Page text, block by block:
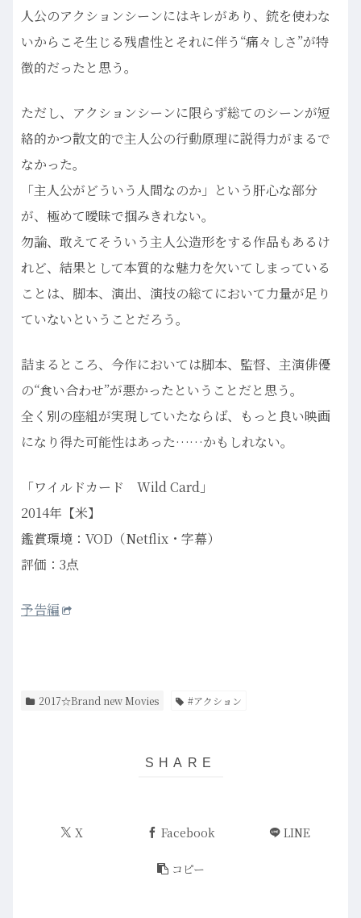
人公のアクションシーンにはキレがあり、銃を使わな
いからこそ生じる残虐性とそれに伴う“痛々しさ”が特
徴的だったと思う。
ただし、アクションシーンに限らず総てのシーンが短
絡的かつ散文的で主人公の行動原理に説得力がまるで
なかった。
「主人公がどういう人間なのか」という肝心な部分
が、極めて曖昧で掴みきれない。
勿論、敢えてそういう主人公造形をする作品もあるけ
れど、結果として本質的な魅力を欠いてしまっている
ことは、脚本、演出、演技の総てにおいて力量が足り
ていないということだろう。
詰まるところ、今作においては脚本、監督、主演俳優
の“食い合わせ”が悪かったということだと思う。
全く別の座組が実現していたならば、もっと良い映画
になり得た可能性はあった……かもしれない。
「ワイルドカード Wild Card」
2014年【米】
鑑賞環境：VOD（Netflix・字幕）
評価：3点
予告編
2017☆Brand new Movies #アクション
X Facebook LINE
コピー